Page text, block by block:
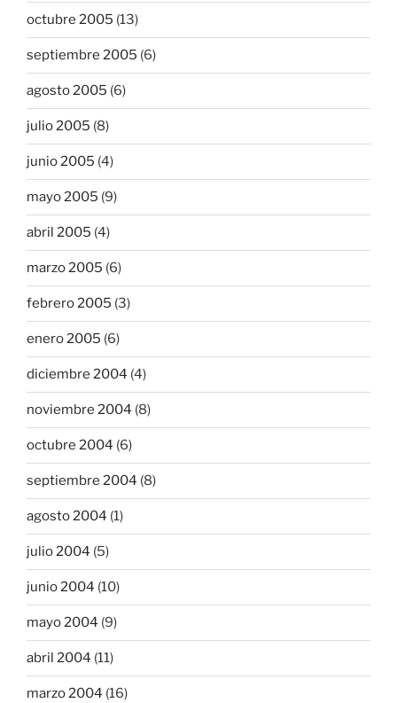
octubre 2005 (13)
septiembre 2005 (6)
agosto 2005 (6)
julio 2005 (8)
junio 2005 (4)
mayo 2005 (9)
abril 2005 (4)
marzo 2005 (6)
febrero 2005 (3)
enero 2005 (6)
diciembre 2004 (4)
noviembre 2004 (8)
octubre 2004 (6)
septiembre 2004 (8)
agosto 2004 (1)
julio 2004 (5)
junio 2004 (10)
mayo 2004 (9)
abril 2004 (11)
marzo 2004 (16)